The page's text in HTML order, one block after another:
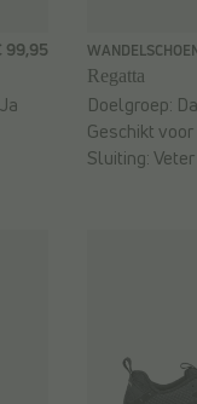
99,95
Ja
Regatta
Doelgroep:
Geschikt
Sluiting:Veter